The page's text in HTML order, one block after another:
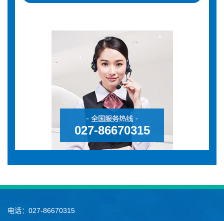
027-86670315
电话：027-86670315